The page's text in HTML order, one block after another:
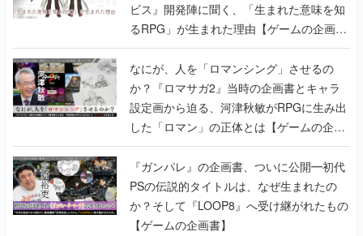
ビス』開発陣に聞く、「生まれた意味を知
るRPG」が生まれた理由【ゲームの企画
書】
なにが、人を「ロマンシング」させるの
か？『ロマサガ2』当時の企画書とキャラ
設定画から迫る、河津秋敏がRPGに生み出
した「ロマン」の正体とは【ゲームの企画
書】
『ガンパレ』の企画書、ついに公開━初代
PSの伝説的タイトルは、なぜ生まれたの
か？そして『LOOP8』へ受け継がれたもの
【ゲームの企画書】